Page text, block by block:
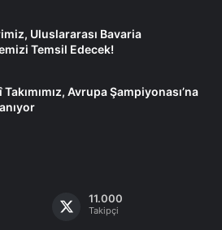
Uluslararası Bavaria
Temsil Edecek!
Avrupa Şampiyonası’na
11.000
Takipçi